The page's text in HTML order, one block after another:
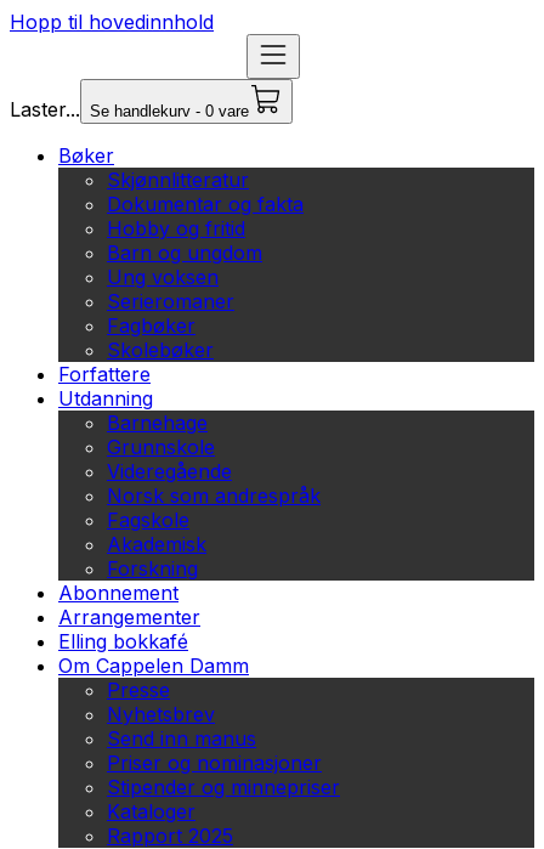
Hopp til hovedinnhold
Laster... Se handlekurv - 0 vare
Bøker
Skjønnlitteratur
Dokumentar og fakta
Hobby og fritid
Barn og ungdom
Ung voksen
Serieromaner
Fagbøker
Skolebøker
Forfattere
Utdanning
Barnehage
Grunnskole
Videregående
Norsk som andrespråk
Fagskole
Akademisk
Forskning
Abonnement
Arrangementer
Elling bokkafé
Om Cappelen Damm
Presse
Nyhetsbrev
Send inn manus
Priser og nominasjoner
Stipender og minnepriser
Kataloger
Rapport 2025